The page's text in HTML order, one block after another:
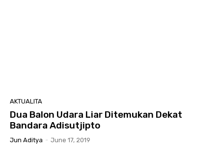
AKTUALITA
Dua Balon Udara Liar Ditemukan Dekat
Bandara Adisutjipto
Jun Aditya - June 17, 2019